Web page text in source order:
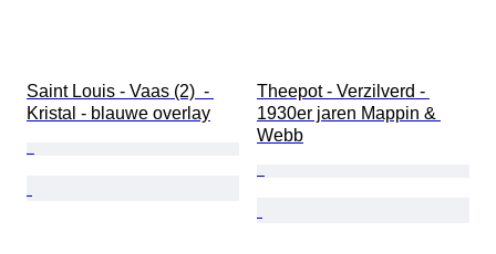
Saint Louis - Vaas (2)  -
Kristal - blauwe overlay
Theepot - Verzilverd -
1930er jaren Mappin &
Webb